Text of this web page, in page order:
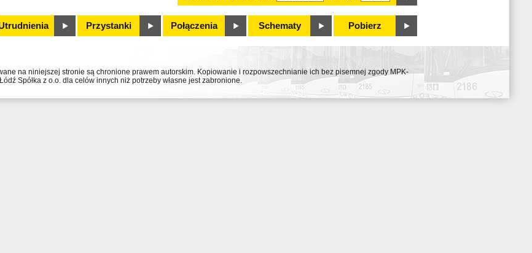
Przystanki Połączenia Schematy Pobierz
na niniejszej stronie są chronione prawem autorskim. Kopiowanie i rozpowszechnianie ich bez pisemnej zgody MPK-
Łódź Spółka z o.o. dla celów innych niż potrzeby własne jest zabronione.